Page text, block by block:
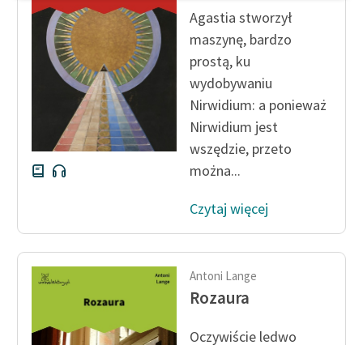
literatury do słuchania dla
uczennic i uczniów z
niepełnosprawnościami
E-kolekcja lektur
szkolnych i literatury do
słuchania dla uczennic i
uczniów z
skandynawskiej literatury
feministycznej
Ręce pełne poezji
twórców przechodzących
Agastia stworzył
maszynę, bardzo
prostą, ku
wydobywaniu
Nirwidium: a ponieważ
Nirwidium jest
wszędzie, przeto
można...
Czytaj więcej
Antoni Lange
Rozaura
Oczywiście ledwo